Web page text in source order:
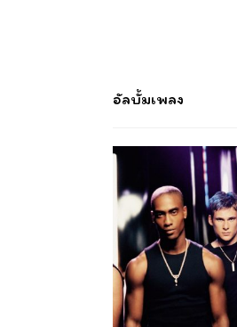
อัลบั้มเพลง